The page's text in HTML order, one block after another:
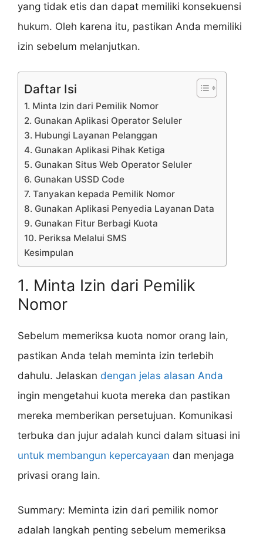
yang tidak etis dan dapat memiliki konsekuensi
hukum. Oleh karena itu, pastikan Anda memiliki
izin sebelum melanjutkan.
Daftar Isi
1. Minta Izin dari Pemilik Nomor
2. Gunakan Aplikasi Operator Seluler
3. Hubungi Layanan Pelanggan
4. Gunakan Aplikasi Pihak Ketiga
5. Gunakan Situs Web Operator Seluler
6. Gunakan USSD Code
7. Tanyakan kepada Pemilik Nomor
8. Gunakan Aplikasi Penyedia Layanan Data
9. Gunakan Fitur Berbagi Kuota
10. Periksa Melalui SMS
Kesimpulan
1. Minta Izin dari Pemilik
Nomor
Sebelum memeriksa kuota nomor orang lain,
pastikan Anda telah meminta izin terlebih
dahulu. Jelaskan dengan jelas alasan Anda
ingin mengetahui kuota mereka dan pastikan
mereka memberikan persetujuan. Komunikasi
terbuka dan jujur ​​adalah kunci dalam situasi ini
untuk membangun kepercayaan dan menjaga
privasi orang lain.
Summary: Meminta izin dari pemilik nomor
adalah langkah penting sebelum memeriksa